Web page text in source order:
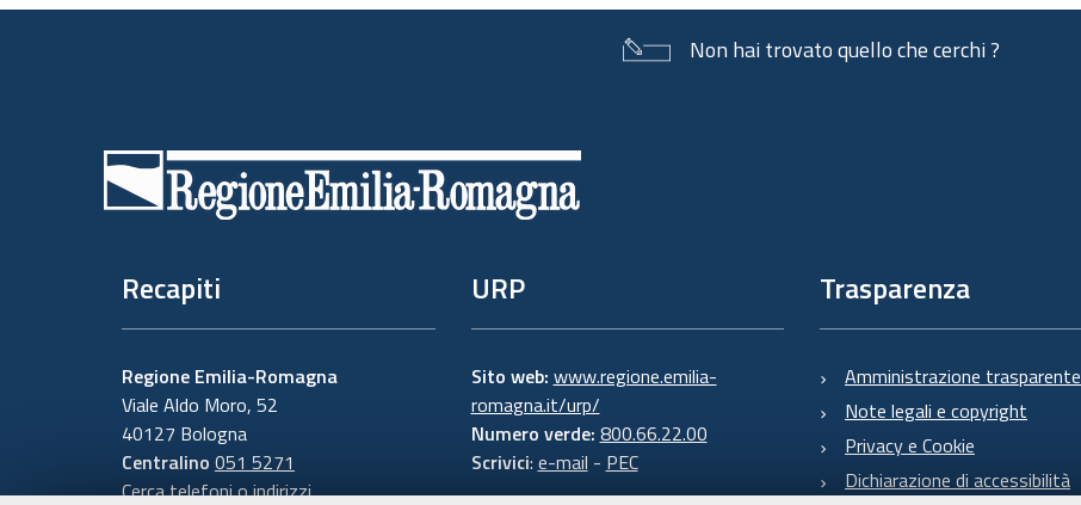
Non hai trovato quello che cerchi ?
Recapiti
Regione Emilia-Romagna
Viale Aldo Moro, 52
40127 Bologna
Centralino 051 5271
Cerca telefoni o indirizzi
URP
Sito web: www.regione.emilia-
romagna.it/urp/
Numero verde: 800.66.22.00
Scrivici: e-mail - PEC
Trasparenza
Amministrazione trasparente
Note legali e copyright
Privacy e Cookie
Dichiarazione di accessibilità